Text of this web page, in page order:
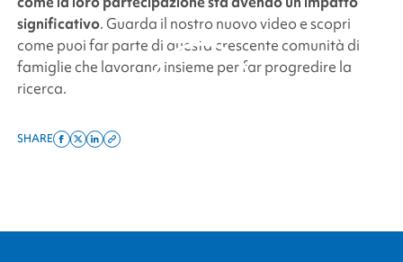
significativo. Guarda il nostro nuovo video e scopri
come puoi far parte di questa crescente comunità di
famiglie che lavorano insieme per far progredire la
ricerca.
SHARE
ShareShareShareCopy